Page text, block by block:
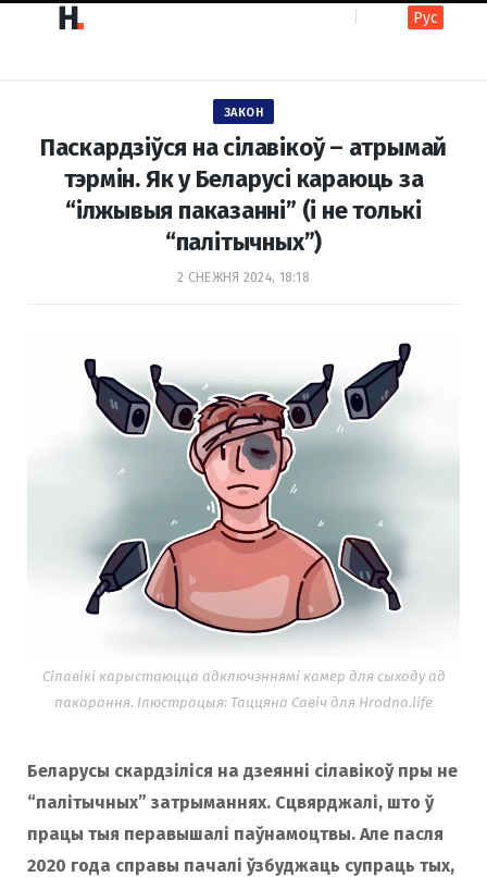
s
g
a
Рус
ЗАКОН
Паскардзіўся на сілавікоў – атрымай
тэрмін. Як у Беларусі караюць зa
“ілжывыя паказанні” (і не толькі
“палітычных”)
2 СНЕЖНЯ 2024, 18:18
Сілавікі карыстаюцца адключэннямі камер для сыходу ад
пакарання. Ілюстрацыя: Таццяна Савіч для Hrodna.life
Беларусы скардзіліся на дзеянні сілавікоў пры не
“палітычных” затрыманнях. Сцвярджалі, што ў
працы тыя перавышалі паўнамоцтвы. Але пасля
2020 года справы пачалі ўзбуджаць супраць тых,